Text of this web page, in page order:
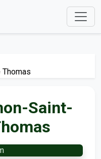
Thomas
Saint-